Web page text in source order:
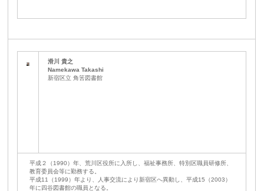
滑川 貴之
Namekawa Takashi
新宿区立 角筈図書館
平成２（1990）年、荒川区役所に入所し、福祉事務所、特別区職員研修所、
教育委員会等に勤務する。
平成11（1999）年より、人事交流により新宿区へ異動し、平成15（2003）
年に四谷図書館の職員となる。